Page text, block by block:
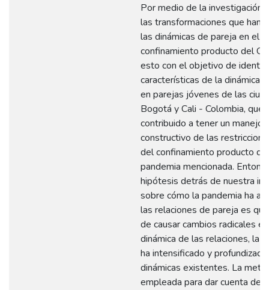
Por medio de la investigación
las transformaciones que han
las dinámicas de pareja en el
confinamiento producto del
esto con el objetivo de
características de la dinámica
en parejas jóvenes de las
Bogotá y Cali - Colombia, que
contribuido a tener un manejo
constructivo de las
del confinamiento producto
pandemia mencionada.
hipótesis detrás de nuestra
sobre cómo la pandemia ha
las relaciones de pareja es
de causar cambios radicales
dinámica de las relaciones, la
ha intensificado y
dinámicas existentes. La
empleada para dar cuenta de